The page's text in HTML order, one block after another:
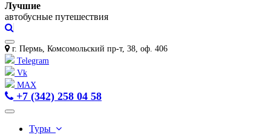
Лучшие
автобусные путешествия
г. Пермь, Комсомольский пр-т, 38, оф. 406
Telegram
Vk
MAX
+7 (342) 258 04 58
Туры